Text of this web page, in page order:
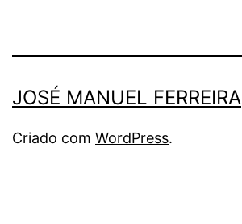
JOSÉ MANUEL FERREIRA
Criado com WordPress.